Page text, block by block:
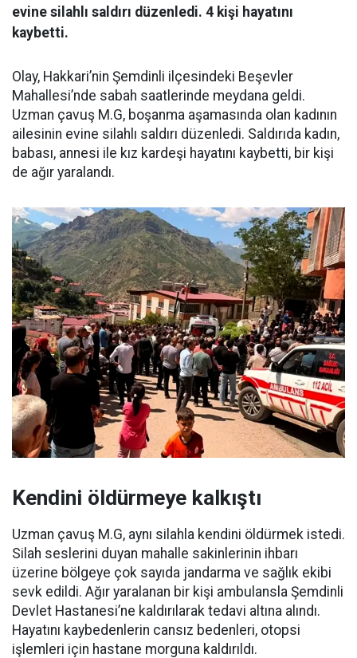
evine silahlı saldırı düzenledi. 4 kişi hayatını
kaybetti.
Olay, Hakkari’nin Şemdinli ilçesindeki Beşevler
Mahallesi’nde sabah saatlerinde meydana geldi.
Uzman çavuş M.G, boşanma aşamasında olan kadının
ailesinin evine silahlı saldırı düzenledi. Saldırıda kadın,
babası, annesi ile kız kardeşi hayatını kaybetti, bir kişi
de ağır yaralandı.
Kendini öldürmeye kalkıştı
Uzman çavuş M.G, aynı silahla kendini öldürmek istedi.
Silah seslerini duyan mahalle sakinlerinin ihbarı
üzerine bölgeye çok sayıda jandarma ve sağlık ekibi
sevk edildi. Ağır yaralanan bir kişi ambulansla Şemdinli
Devlet Hastanesi’ne kaldırılarak tedavi altına alındı.
Hayatını kaybedenlerin cansız bedenleri, otopsi
işlemleri için hastane morguna kaldırıldı.